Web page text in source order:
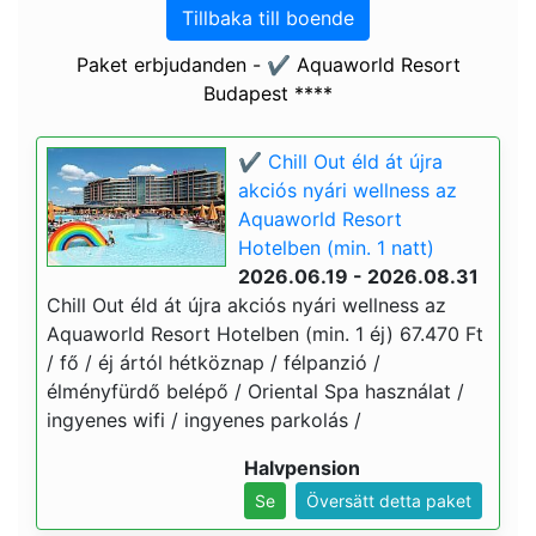
Tillbaka till boende
Paket erbjudanden - ✔️ Aquaworld Resort
Budapest ****
✔️ Chill Out éld át újra
akciós nyári wellness az
Aquaworld Resort
Hotelben (min. 1 natt)
2026.06.19 - 2026.08.31
Chill Out éld át újra akciós nyári wellness az
Aquaworld Resort Hotelben (min. 1 éj) 67.470 Ft
/ fő / éj ártól hétköznap / félpanzió /
élményfürdő belépő / Oriental Spa használat /
ingyenes wifi / ingyenes parkolás /
Halvpension
Se Översätt detta paket